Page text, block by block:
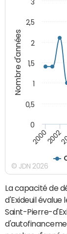
Nombre d'années
20002002
0
0,5
1
1,5
2
2,5
3
© JDN 2026
La capacité de
d'Exideuil
Saint-Pierre-